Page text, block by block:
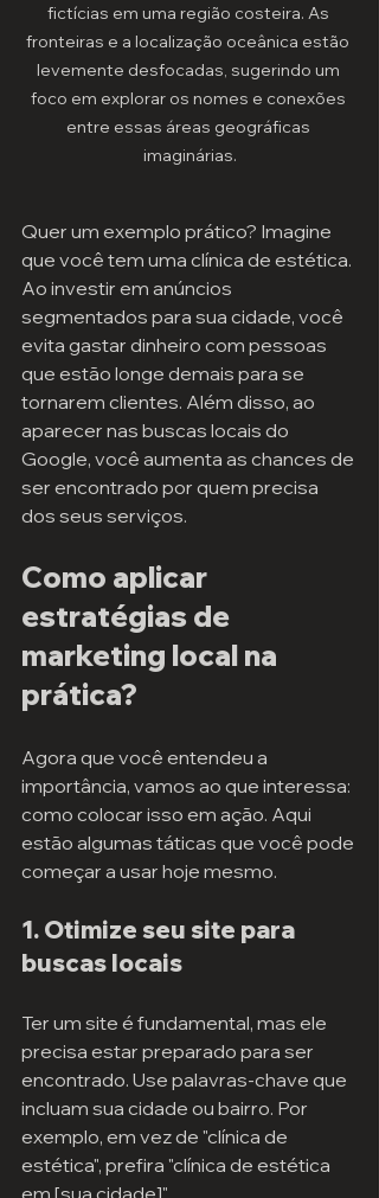
fictícias em uma região costeira. As
fronteiras e a localização oceânica estão
levemente desfocadas, sugerindo um
foco em explorar os nomes e conexões
entre essas áreas geográficas
imaginárias.
Quer um exemplo prático? Imagine
que você tem uma clínica de estética.
Ao investir em anúncios
segmentados para sua cidade, você
evita gastar dinheiro com pessoas
que estão longe demais para se
tornarem clientes. Além disso, ao
aparecer nas buscas locais do
Google, você aumenta as chances de
ser encontrado por quem precisa
dos seus serviços.
Como aplicar
estratégias de
marketing local na
prática?
Agora que você entendeu a
importância, vamos ao que interessa:
como colocar isso em ação. Aqui
estão algumas táticas que você pode
começar a usar hoje mesmo.
1. Otimize seu site para
buscas locais
Ter um site é fundamental, mas ele
precisa estar preparado para ser
encontrado. Use palavras-chave que
incluam sua cidade ou bairro. Por
exemplo, em vez de "clínica de
estética", prefira "clínica de estética
em [sua cidade]".